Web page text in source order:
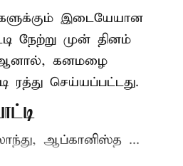
இடையேயான
நேற்று முன் தினம்
ஆனால், கனமழை
செய்யப்பட்டது.
ஆப்கானிஸ்த ...